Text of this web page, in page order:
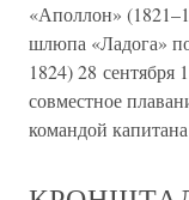
«Аполлон»
шлюпа «Ладога»
1824) 28
совместное
командой